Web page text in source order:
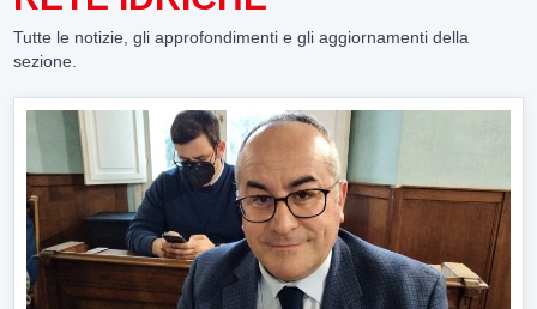
Tutte le notizie, gli approfondimenti e gli aggiornamenti della
sezione.